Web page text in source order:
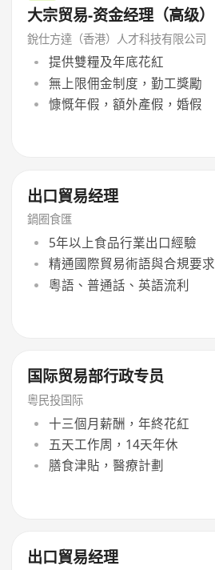
大宗贸易-资金经理（高级）
銳仕方達（香港）人才科技有限公司
提供雙糧及年底花紅
無上限佣金制度，勤工獎勵
慷慨年假，額外產假，婚假
出口貿易经理
鍋圈食匯
5年以上食品行業出口經驗
精通國際貿易術語與合規要求
粵語、普通話、英語流利
国际贸易部行政专员
粵民投国际
十三個月薪酬，年終花紅
五天工作周，14天年休
膳食津貼，醫療計劃
出口貿易经理